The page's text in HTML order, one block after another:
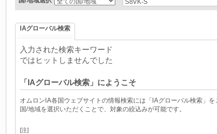
IAグローバル検索
入力された検索キーワード
ではヒットしませんでした
「IAグローバル検索」にようこそ
オムロンIA各国ウェブサイトの情報検索には「IAグローバル検索」
国/地域を選択いただくことで、対象の絞込みが可能です。
[注]